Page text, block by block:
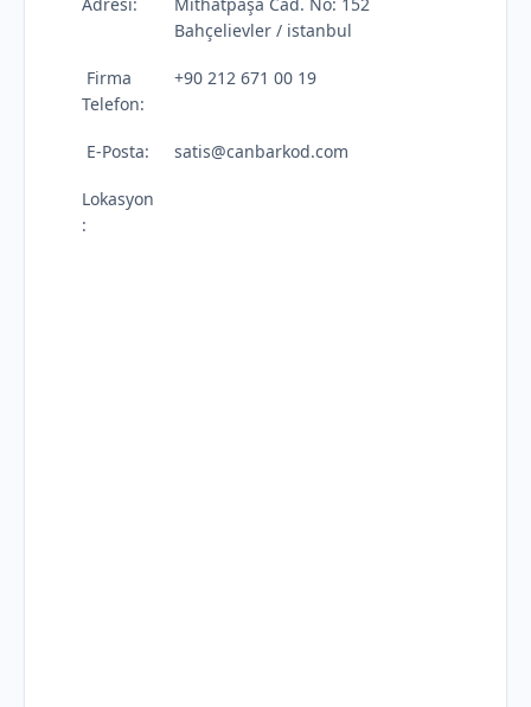
Adresi:
Mithatpaşa Cad. No: 152
Bahçelievler / istanbul
Firma
Telefon:
+90 212 671 00 19
E-Posta: satis@canbarkod.com
Lokasyon
: